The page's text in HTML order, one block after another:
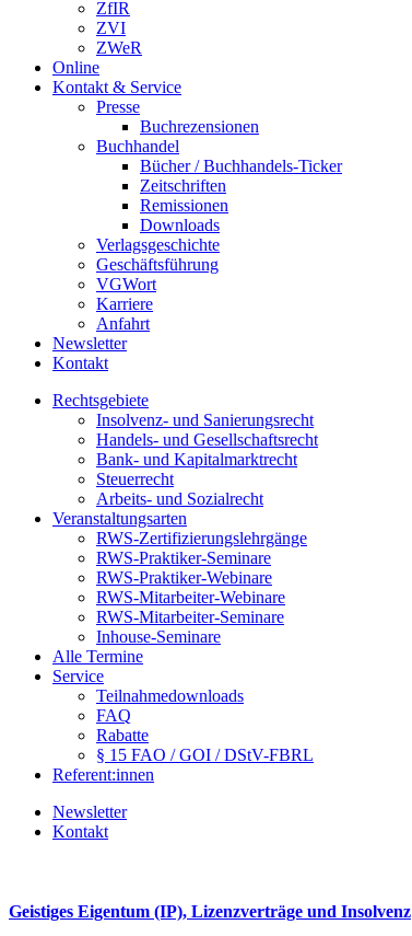
ZfIR
ZVI
ZWeR
Online
Kontakt & Service
Presse
Buchrezensionen
Buchhandel
Bücher / Buchhandels-Ticker
Zeitschriften
Remissionen
Downloads
Verlagsgeschichte
Geschäftsführung
VGWort
Karriere
Anfahrt
Newsletter
Kontakt
Rechtsgebiete
Insolvenz- und Sanierungsrecht
Handels- und Gesellschaftsrecht
Bank- und Kapitalmarktrecht
Steuerrecht
Arbeits- und Sozialrecht
Veranstaltungsarten
RWS-Zertifizierungslehrgänge
RWS-Praktiker-Seminare
RWS-Praktiker-Webinare
RWS-Mitarbeiter-Webinare
RWS-Mitarbeiter-Seminare
Inhouse-Seminare
Alle Termine
Service
Teilnahmedownloads
FAQ
Rabatte
§ 15 FAO / GOI / DStV-FBRL
Referent:innen
Newsletter
Kontakt
Geistiges Eigentum (IP), Lizenzverträge und Insolvenz